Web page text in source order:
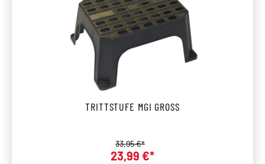
TRITTSTUFE MGI GROSS
Verkaufspreis:
23,99 €*
Regulärer Preis:
33,95 €*